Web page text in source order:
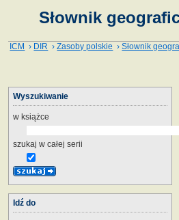
Słownik
ICM › DIR ›Zasoby polskie ›Słownik
Wyszukiwanie
w książce
szukaj w całej serii
Idź do